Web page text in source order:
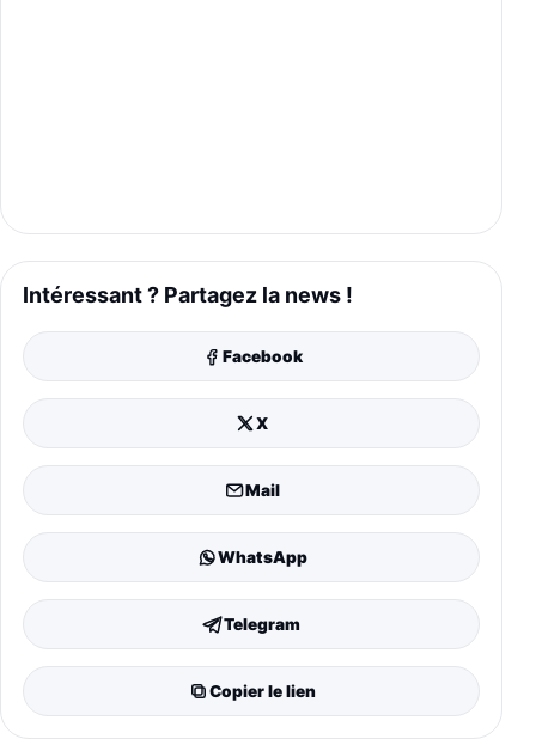
Intéressant ? Partagez la news !
Facebook
X
Mail
WhatsApp
Telegram
Copier le lien